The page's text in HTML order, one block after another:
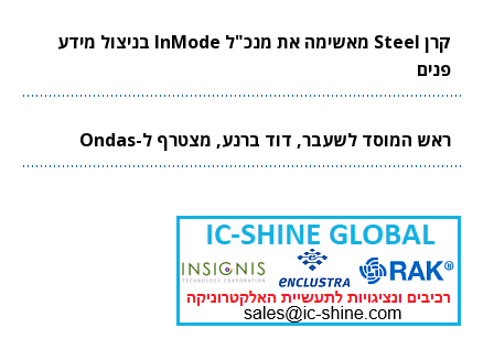
קרן Steel מאשימה את מנכ"ל InMode בניצול מידע
פנים
ראש המוסד לשעבר, דוד ברנע, מצטרף ל-Ondas